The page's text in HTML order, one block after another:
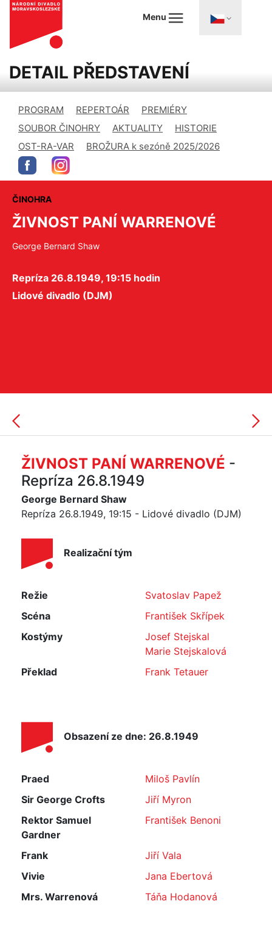
Menu
DETAIL PŘEDSTAVENÍ
PROGRAM REPERTOÁR
PREMIÉRY
SOUBOR ČINOHRY
AKTUALITY
HISTORIE
OST-RA-VAR
BROŽURA k sezóně 2025/2026
ČINOHRA
ŽIVNOST PANÍ WARRENOVÉ
George Bernard Shaw
Repríza 26.8.1949, 19:15 hodin
Lidové divadlo (DJM)
ŽIVNOST PANÍ WARRENOVÉ -
Repríza 26.8.1949
George Bernard Shaw
Repríza 26.8.1949, 19:15 - Lidové divadlo (DJM)
Realizační tým
Režie
Svatoslav Papež
Scéna
František Skřípek
Kostýmy
Josef Stejskal
Marie Stejskalová
Překlad
Frank Tetauer
Obsazení ze dne: 26.8.1949
Praed
Miloš Pavlín
Sir George Crofts
Jiří Myron
Rektor Samuel
Gardner
František Benoni
Frank
Jiří Vala
Vivie
Jana Ebertová
Mrs. Warrenová
Táňa Hodanová